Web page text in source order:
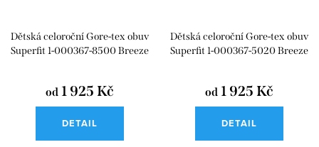
Dětská celoroční Gore-tex obuv
Superfit 1-000367-8500 Breeze
od 1 925 Kč
DETAIL
Dětská celoroční Gore-tex obuv
Superfit 1-000367-5020 Breeze
od 1 925 Kč
DETAIL